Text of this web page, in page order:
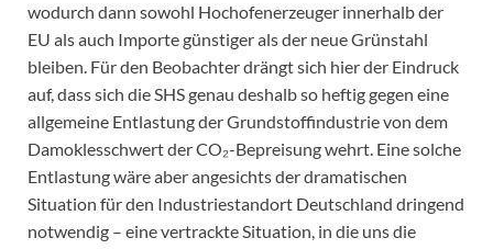
wodurch dann sowohl Hochofenerzeuger innerhalb der
EU als auch Importe günstiger als der neue Grünstahl
bleiben. Für den Beobachter drängt sich hier der Eindruck
auf, dass sich die SHS genau deshalb so heftig gegen eine
allgemeine Entlastung der Grundstoffindustrie von dem
Damoklesschwert der CO₂-Bepreisung wehrt. Eine solche
Entlastung wäre aber angesichts der dramatischen
Situation für den Industriestandort Deutschland dringend
notwendig – eine vertrackte Situation, in die uns die